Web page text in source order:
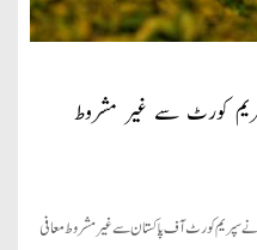
کورٹ سے غیر مشروط
نے سپریم کورٹ آف پاکستان سے غیر مشروط معافی